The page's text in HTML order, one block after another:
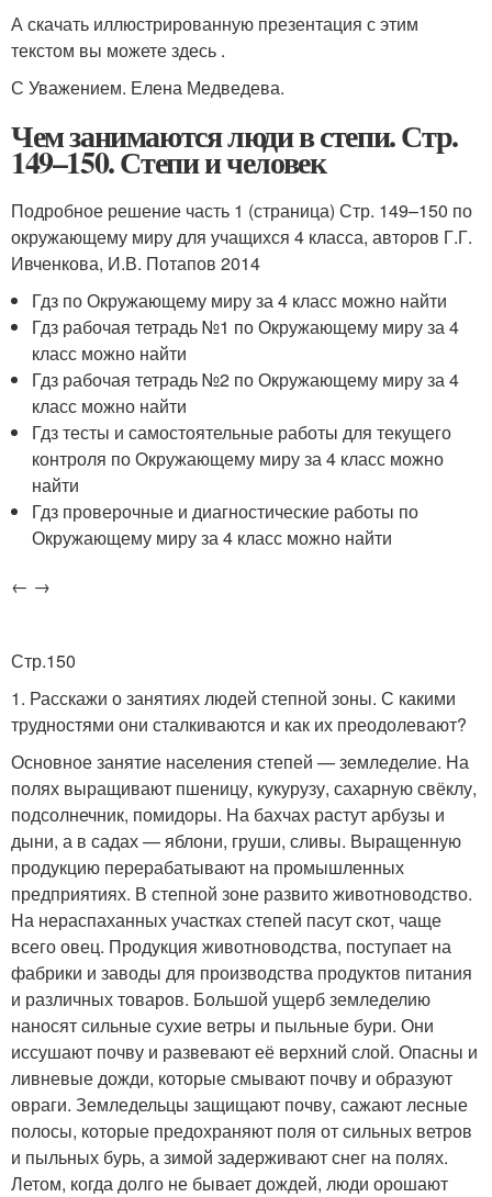
А скачать иллюстрированную презентация с этим
текстом вы можете здесь .
С Уважением. Елена Медведева.
Чем занимаются люди в степи. Стр.
149–150. Степи и человек
Подробное решение часть 1 (страница) Стр. 149–150 по
окружающему миру для учащихся 4 класса, авторов Г.Г.
Ивченкова, И.В. Потапов 2014
Гдз по Окружающему миру за 4 класс можно найти
Гдз рабочая тетрадь №1 по Окружающему миру за 4
класс можно найти
Гдз рабочая тетрадь №2 по Окружающему миру за 4
класс можно найти
Гдз тесты и самостоятельные работы для текущего
контроля по Окружающему миру за 4 класс можно
найти
Гдз проверочные и диагностические работы по
Окружающему миру за 4 класс можно найти
← →
Стр.150
1. Расскажи о занятиях людей степной зоны. С какими
трудностями они сталкиваются и как их преодолевают?
Основное занятие населения степей — земледелие. На
полях выращивают пшеницу, кукурузу, сахарную свёклу,
подсолнечник, помидоры. На бахчах растут арбузы и
дыни, а в садах — яблони, груши, сливы. Выращенную
продукцию перерабатывают на промышленных
предприятиях. В степной зоне развито животноводство.
На нераспаханных участках степей пасут скот, чаще
всего овец. Продукция животноводства, поступает на
фабрики и заводы для производства продуктов питания
и различных товаров. Большой ущерб земледелию
наносят сильные сухие ветры и пыльные бури. Они
иссушают почву и развевают её верхний слой. Опасны и
ливневые дожди, которые смывают почву и образуют
овраги. Земледельцы защищают почву, сажают лесные
полосы, которые предохраняют поля от сильных ветров
и пыльных бурь, а зимой задерживают снег на полях.
Летом, когда долго не бывает дождей, люди орошают